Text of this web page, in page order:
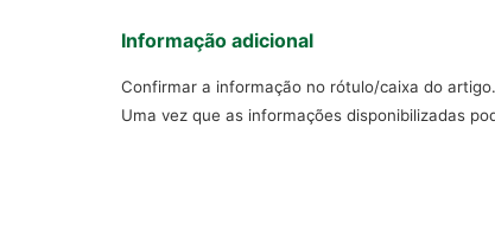
Informação adicional
Confirmar a informação no rótulo/caixa do artigo.
Uma vez que as informações disponibilizadas